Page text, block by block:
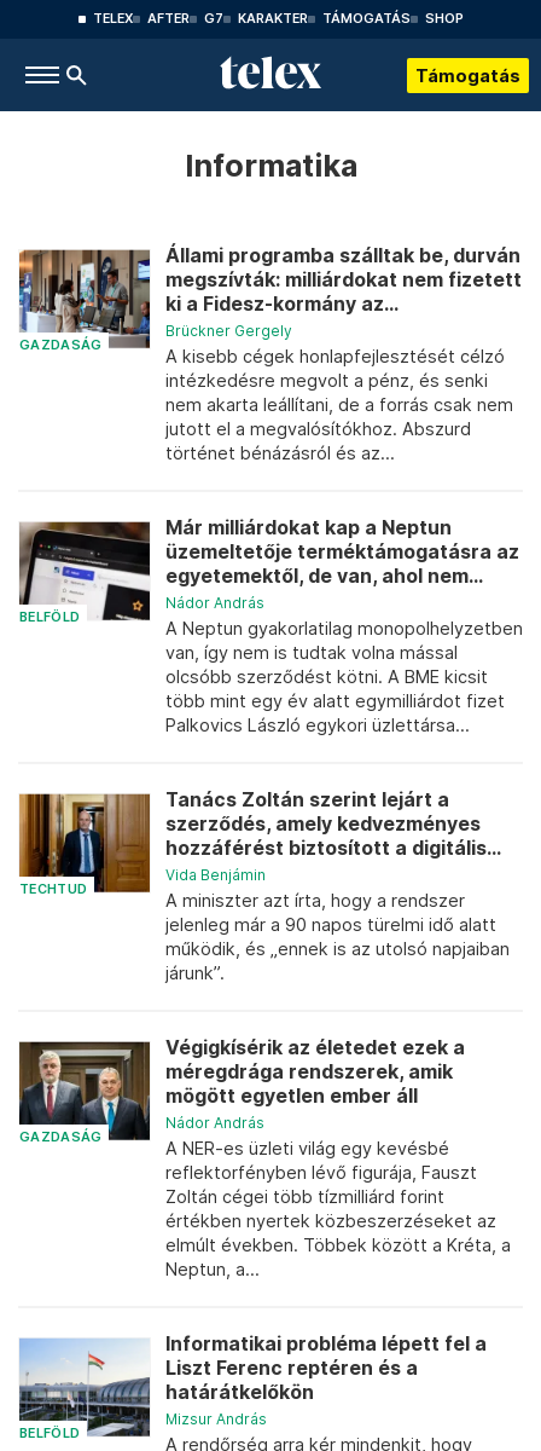
TELEX AFTER G7 KARAKTER TÁMOGATÁS SHOP
Támogatás
Informatika
GAZDASÁG
Állami programba szálltak be, durván
megszívták: milliárdokat nem fizetett
ki a Fidesz-kormány az...
Brückner Gergely
A kisebb cégek honlapfejlesztését célzó
intézkedésre megvolt a pénz, és senki
nem akarta leállítani, de a forrás csak nem
jutott el a megvalósítókhoz. Abszurd
történet bénázásról és az...
BELFÖLD
Már milliárdokat kap a Neptun
üzemeltetője terméktámogatásra az
egyetemektől, de van, ahol nem...
Nádor András
A Neptun gyakorlatilag monopolhelyzetben
van, így nem is tudtak volna mással
olcsóbb szerződést kötni. A BME kicsit
több mint egy év alatt egymilliárdot fizet
Palkovics László egykori üzlettársa...
TECHTUD
Tanács Zoltán szerint lejárt a
szerződés, amely kedvezményes
hozzáférést biztosított a digitális...
Vida Benjámin
A miniszter azt írta, hogy a rendszer
jelenleg már a 90 napos türelmi idő alatt
működik, és „ennek is az utolsó napjaiban
járunk”.
GAZDASÁG
Végigkísérik az életedet ezek a
méregdrága rendszerek, amik
mögött egyetlen ember áll
Nádor András
A NER-es üzleti világ egy kevésbé
reflektorfényben lévő figurája, Fauszt
Zoltán cégei több tízmilliárd forint
értékben nyertek közbeszerzéseket az
elmúlt években. Többek között a Kréta, a
Neptun, a...
BELFÖLD
Informatikai probléma lépett fel a
Liszt Ferenc reptéren és a
határátkelőkön
Mizsur András
A rendőrség arra kér mindenkit, hogy